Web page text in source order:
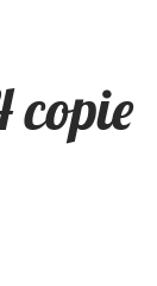
copie